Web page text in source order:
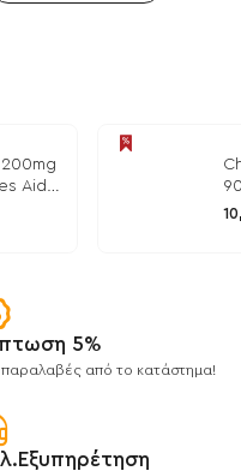
Aid
/
5%
παραλαβές από το κατάστημα!